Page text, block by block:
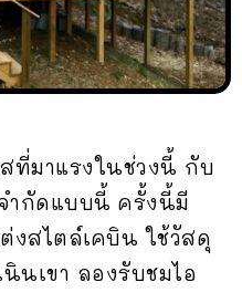
ที่มาแรงในช่วงนี้ กับ
กัดแบบนี้ ครั้งนี้มี
งสไตล์เคบิน ใช้วัสดุ
นเขา ลองรับชมไอ